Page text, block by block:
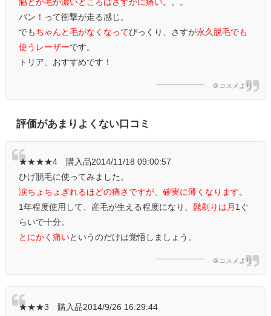
バン！って衝撃が走る感じ。
でも ちゃんと毛がなくなってびっくり、さすが永久脱毛でも
使うレーザーです。
トリア、おすすめです！
＠コスメより
評価があまりよくない口コミ
★★★★4 購入品2014/11/18 09:00:57
ひげ脱毛に使ってみました。
涙ちょちょぎれるほどの痛さですが、確実に薄くなります 。
1年程度使用して、産毛が生える程度になり、 髭剃りは月 1ぐ
らいで十分。
とにかく痛いというのだけは覚悟しましょう。
＠コスメより
★★★3 購入品2014/9/26 16:29:44